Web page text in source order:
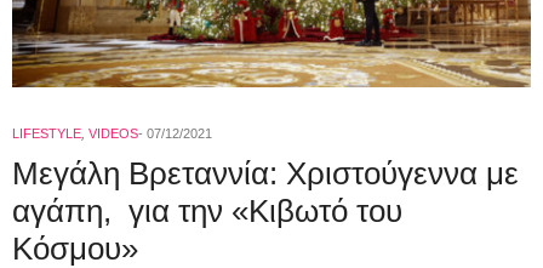
LIFESTYLE VIDEOS 07/12/2021
Μεγάλη Βρεταννία: Χριστούγεννα με
αγάπη, για την «Κιβωτό του
Κόσμου»